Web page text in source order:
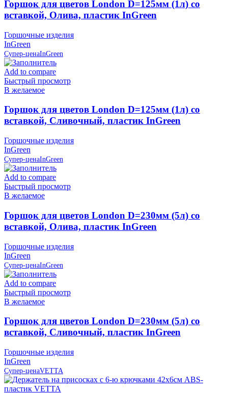
Горшок для цветов London D=125мм (1л) со
вставкой, Олива, пластик InGreen
Горшочные изделия
InGreen
Супер-ценаInGreen
Add to compare
Быстрый просмотр
В желаемое
Горшок для цветов London D=125мм (1л) со
вставкой, Сливочный, пластик InGreen
Горшочные изделия
InGreen
Супер-ценаInGreen
Add to compare
Быстрый просмотр
В желаемое
Горшок для цветов London D=230мм (5л) со
вставкой, Олива, пластик InGreen
Горшочные изделия
InGreen
Супер-ценаInGreen
Add to compare
Быстрый просмотр
В желаемое
Горшок для цветов London D=230мм (5л) со
вставкой, Сливочный, пластик InGreen
Горшочные изделия
InGreen
Супер-ценаVETTA